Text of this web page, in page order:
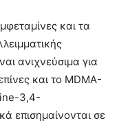
και τα
ανιχνεύσιμα για
και το MDMA-
3,4-
επισημαίνονται σε